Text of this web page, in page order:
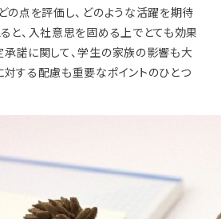
の点を評価し、どのような活躍を期待
と、入社意思を固める上でとても効果
承諾に関して、学生の家族の影響も大
対する配慮も重要なポイントのひとつ